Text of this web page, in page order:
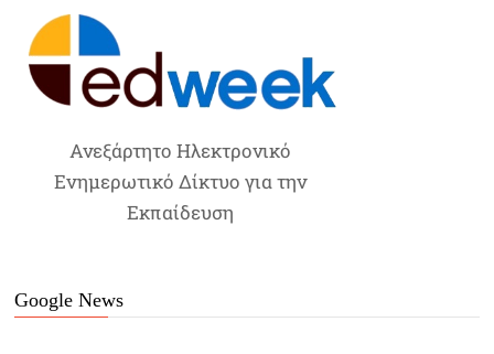
Ανεξάρτητο Ηλεκτρονικό
Ενημερωτικό Δίκτυο για την
Εκπαίδευση
Google News